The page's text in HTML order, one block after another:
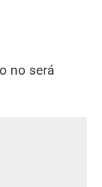
no será